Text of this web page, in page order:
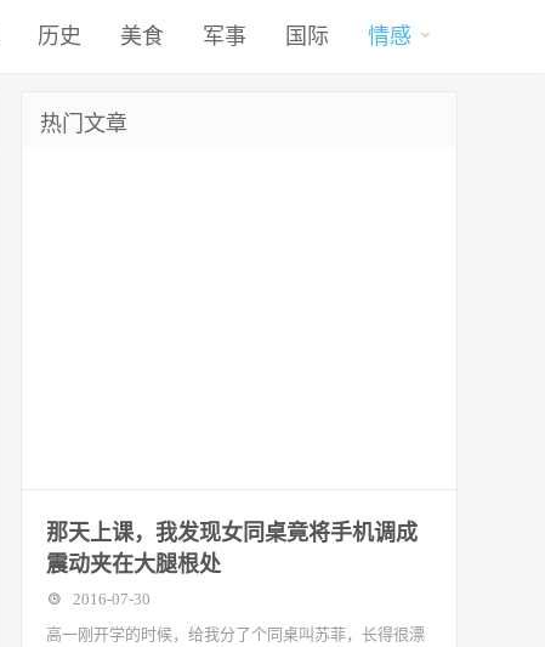
历史 美食 军事 国际 情感
热门文章
那天上课，我发现女同桌竟将手机调成
震动夹在大腿根处
2016-07-30
高一刚开学的时候，给我分了个同桌叫苏菲，长得很漂